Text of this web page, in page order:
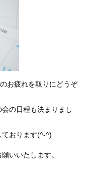
お疲れを取りにどうぞ
の日程も決まりまし
ております(^-^)
いいたします。